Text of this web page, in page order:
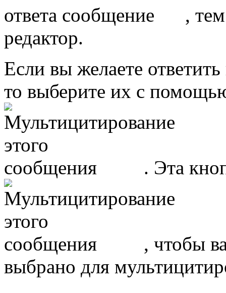
ответа
,
редактор.
Если вы желаете
то выберите их с
. Эта
, чтобы
выбрано для